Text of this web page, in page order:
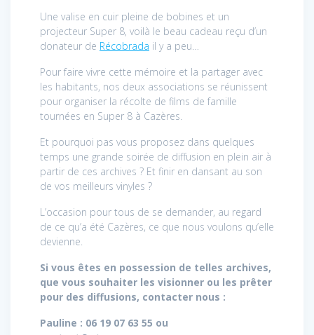
Une valise en cuir pleine de bobines et un
projecteur Super 8, voilà le beau cadeau reçu d’un
donateur de Récobrada il y a peu…
Pour faire vivre cette mémoire et la partager avec
les habitants, nos deux associations se réunissent
pour organiser la récolte de films de famille
tournées en Super 8 à Cazères.
Et pourquoi pas vous proposez dans quelques
temps une grande soirée de diffusion en plein air à
partir de ces archives ? Et finir en dansant au son
de vos meilleurs vinyles ?
L’occasion pour tous de se demander, au regard
de ce qu’a été Cazères, ce que nous voulons qu’elle
devienne.
Si vous êtes en possession de telles archives,
que vous souhaiter les visionner ou les prêter
pour des diffusions, contacter nous :
Pauline : 06 19 07 63 55 ou